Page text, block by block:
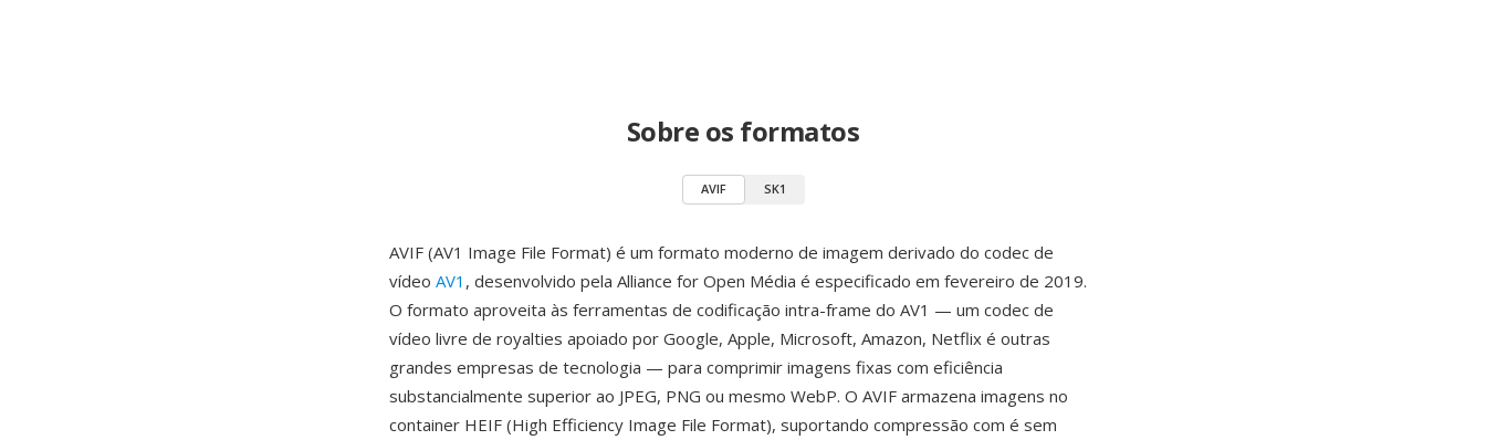
Sobre os formatos
AVIF SK1
AVIF (AV1 Image File Format) é um formato moderno de imagem derivado do codec de
vídeo AV1 , desenvolvido pela Alliance for Open Média é especificado em fevereiro de 2019.
O formato aproveita às ferramentas de codificação intra-frame do AV1 — um codec de
vídeo livre de royalties apoiado por Google, Apple, Microsoft, Amazon, Netflix é outras
grandes empresas de tecnologia — para comprimir imagens fixas com eficiência
substancialmente superior ao JPEG, PNG ou mesmo WebP. O AVIF armazena imagens no
container HEIF (High Efficiency Image File Format), suportando compressão com é sem